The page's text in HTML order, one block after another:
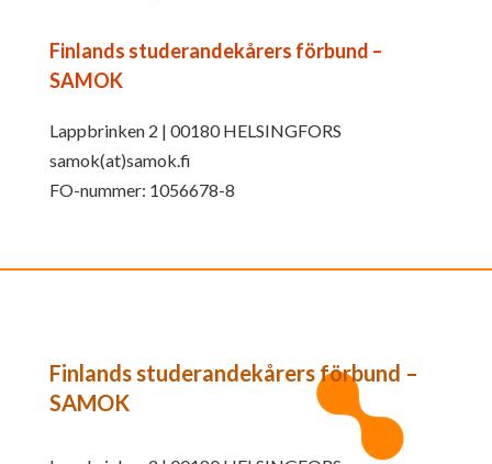
Finlands studerandekårers förbund –
SAMOK
Lappbrinken 2 | 00180 HELSINGFORS
samok(at)samok.fi
FO-nummer: 1056678-8
Finlands studerandekårers förbund –
SAMOK